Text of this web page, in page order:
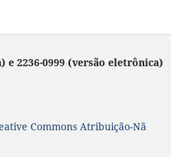
e 2236-0999 (versão eletrônica)
Commons Atribuição-